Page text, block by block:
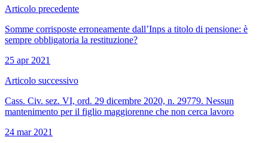
Articolo precedente
Somme corrisposte erroneamente dall’Inps a titolo di pensione: è
sempre obbligatoria la restituzione?
25 apr 2021
Articolo successivo
Cass. Civ. sez. VI, ord. 29 dicembre 2020, n. 29779. Nessun
mantenimento per il figlio maggiorenne che non cerca lavoro
24 mar 2021